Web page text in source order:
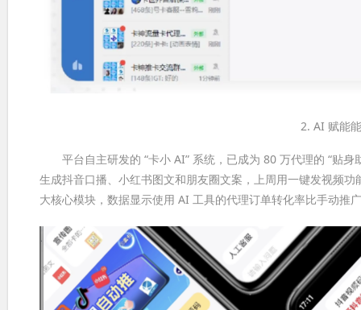
2. AI 赋能
平台自主研发的 “卡小 AI” 系统，已成为 80 万代理的 “贴身
生成抖音口播、小红书图文和朋友圈文案，上周用一键发视频
大核心模块，数据显示使用 AI 工具的代理订单转化率比手动推